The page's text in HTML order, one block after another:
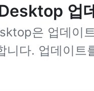
업
은 업데이
니다. 업데이트